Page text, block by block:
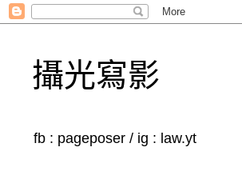
攝光寫影
fb : pageposer / ig : law.yt